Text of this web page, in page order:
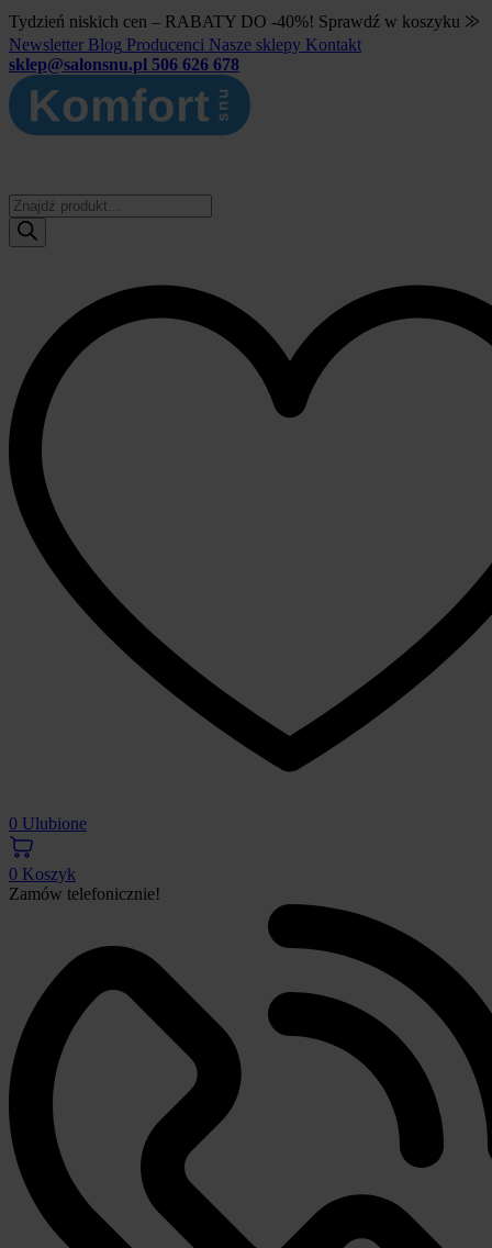
Tydzień niskich cen – RABATY DO -40%! Sprawdź w koszyku ⨠
Newsletter Blog Producenci Nasze sklepy Kontakt
sklep@salonsnu.pl 506 626 678
Wyszukiwarka
produktów
0 Ulubione
0 Koszyk
Zamów telefonicznie!